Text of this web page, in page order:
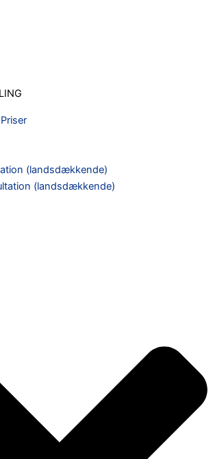
(landsdækkende)
(landsdækkende)